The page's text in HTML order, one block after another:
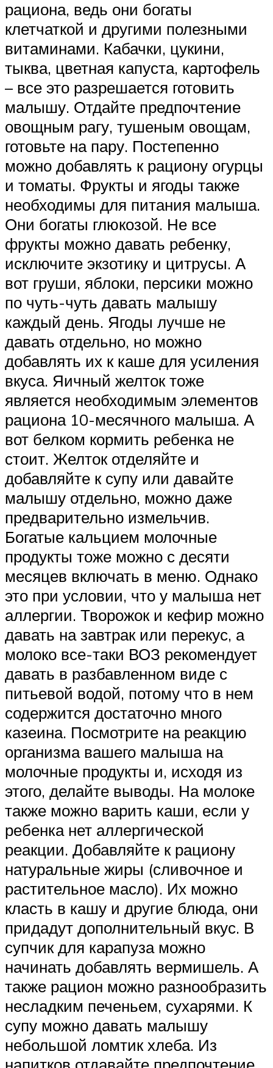
рациона, ведь они богаты
клетчаткой и другими полезными
витаминами. Кабачки, цукини,
тыква, цветная капуста, картофель
– все это разрешается готовить
малышу. Отдайте предпочтение
овощным рагу, тушеным овощам,
готовьте на пару. Постепенно
можно добавлять к рациону огурцы
и томаты. Фрукты и ягоды также
необходимы для питания малыша.
Они богаты глюкозой. Не все
фрукты можно давать ребенку,
исключите экзотику и цитрусы. А
вот груши, яблоки, персики можно
по чуть-чуть давать малышу
каждый день. Ягоды лучше не
давать отдельно, но можно
добавлять их к каше для усиления
вкуса. Яичный желток тоже
является необходимым элементов
рациона 10-месячного малыша. А
вот белком кормить ребенка не
стоит. Желток отделяйте и
добавляйте к супу или давайте
малышу отдельно, можно даже
предварительно измельчив.
Богатые кальцием молочные
продукты тоже можно с десяти
месяцев включать в меню. Однако
это при условии, что у малыша нет
аллергии. Творожок и кефир можно
давать на завтрак или перекус, а
молоко все-таки ВОЗ рекомендует
давать в разбавленном виде с
питьевой водой, потому что в нем
содержится достаточно много
казеина. Посмотрите на реакцию
организма вашего малыша на
молочные продукты и, исходя из
этого, делайте выводы. На молоке
также можно варить каши, если у
ребенка нет аллергической
реакции. Добавляйте к рациону
натуральные жиры (сливочное и
растительное масло). Их можно
класть в кашу и другие блюда, они
придадут дополнительный вкус. В
супчик для карапуза можно
начинать добавлять вермишель. А
также рацион можно разнообразить
несладким печеньем, сухарями. К
супу можно давать малышу
небольшой ломтик хлеба. Из